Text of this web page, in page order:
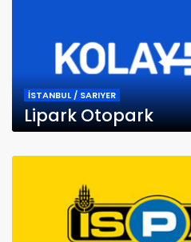
İSTANBUL / SARIYER
Lipark Otopark